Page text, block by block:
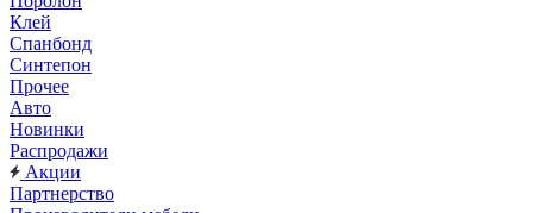
Клей
Спанбонд
Синтепон
Прочее
Авто
Новинки
Распродажи
Акции
Партнерство